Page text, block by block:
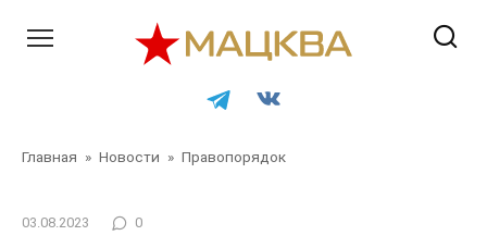
Главная » Новости » Правопорядок
03.08.2023 0